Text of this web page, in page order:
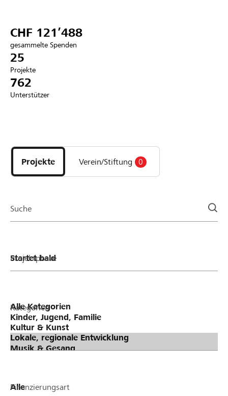
Anmelden
DE FR IT
CHF 121’488
gesammelte Spenden
25
Projekte
762
Unterstützer
Projekte
und
Organisationen
Projekte Verein/Stiftung 0
Suche
Projektphase
Kategorien
Finanzierungsart